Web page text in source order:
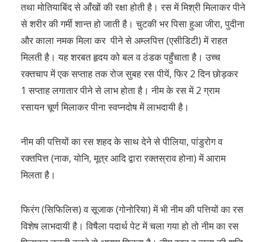
तथा मोतियाबिंद से आँखों की रक्षा होती है। रस में मिश्री मिलाकर पीने
से शरीर की गर्मी शान्त हो जाती है। चुटकी भर पिसा हुआ जीरा, पुदीना
और काला नमक मिला कर पीने से अम्लपित्त (एसीडिटी) में राहत
मिलती है। यह शरबत हृदय को बल व ठंडक पहुँचाता है। उच्च
रक्तचाप में एक सप्ताह तक रोज सुबह रस पीयें, फिर 2 दिन छोड़कर
1 सप्ताह लगातार पीने से लाभ होता है। नीम के रस में 2 ग्राम
रसायन चूर्ण मिलाकर पीना स्वप्नदोष में लाभदायी है।
नीम की पत्तियों का रस शहद के साथ देने से पीलिया, पांडुरोग व
रक्तपित्त (नाक, योनि, मूत्र आदि द्वारा रक्तस्राव होना) में आराम
मिलता है।
फिरंग (सिफिलिस) व सूजाक (गोनोरिया) में भी नीम की पत्तियों का रस
विशेष लाभदायी है। विषैला पदार्थ पेट में चला गया हो तो नीम का रस